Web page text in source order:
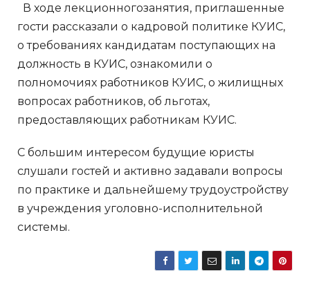
В ходе лекционногозанятия, приглашенные
гости рассказали о кадровой политике КУИС,
о требованиях кандидатам поступающих на
должность в КУИС, ознакомили о
полномочиях работников КУИС, о жилищных
вопросах работников, об льготах,
предоставляющих работникам КУИС.
С большим интересом будущие юристы
слушали гостей и активно задавали вопросы
по практике и дальнейшему трудоустройству
в учреждения уголовно-исполнительной
системы.